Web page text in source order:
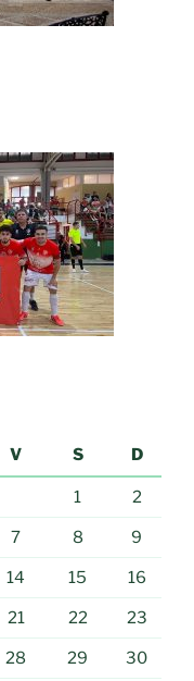
V S D
1 2
7 8 9
14 15 16
21 22 23
28 29 30